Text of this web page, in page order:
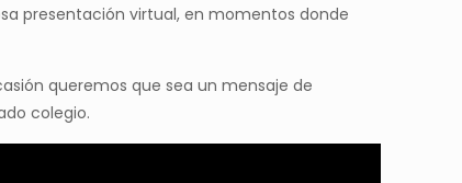
presentación virtual, en momentos donde
queremos que sea un mensaje de
colegio.